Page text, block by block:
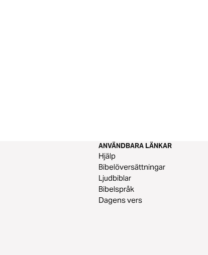
ANVÄNDBARA LÄNKAR
Hjälp
Bibelöversättningar
Ljudbiblar
Bibelspråk
Dagens vers